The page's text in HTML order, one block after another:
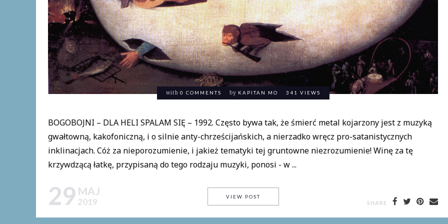
with 0 COMMENTS by KAPITAN MO 341 VIEWS
BOGOBOJNI – DLA HELI SPALAM SIĘ – 1992. Często bywa tak, że śmierć metal kojarzony jest z muzyką
gwałtowną, kakofoniczną, i o silnie anty-chrześcijańskich, a nierzadko wręcz pro-satanistycznych
inklinacjach. Cóż za nieporozumienie, i jakież tematyki tej gruntowne niezrozumienie! Winę za tę
krzywdzącą łatkę, przypisaną do tego rodzaju muzyki, ponosi - w ...
29 MAJ
2019 VIEW POSTPIEŚNI NOWEJ APOKALIPSY [2] BOGOBOJNI – DLA HELI
SHARE